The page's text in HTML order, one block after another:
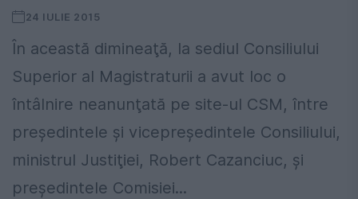
24 IULIE 2015
În această dimineaţă, la sediul Consiliului
Superior al Magistraturii a avut loc o
întâlnire neanunţată pe site-ul CSM, între
preşedintele şi vicepreşedintele Consiliului,
ministrul Justiţiei, Robert Cazanciuc, şi
preşedintele Comisiei...